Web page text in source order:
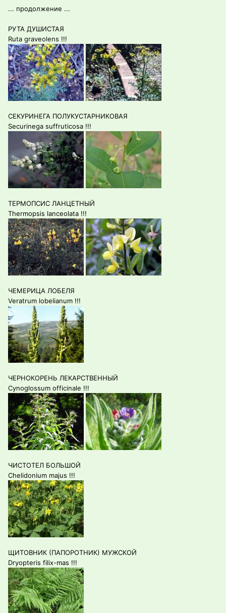
... продолжение ...
РУТА ДУШИСТАЯ
Ruta graveolens !!!
СЕКУРИНЕГА ПОЛУКУСТАРНИКОВАЯ
Securinega suffruticosa !!!
ТЕРМОПСИС ЛАНЦЕТНЫЙ
Thermopsis lanceolata !!!
ЧЕМЕРИЦА ЛОБЕЛЯ
Veratrum lobelianum !!!
ЧЕРНОКОРЕНЬ ЛЕКАРСТВЕННЫЙ
Cynoglossum officinale !!!
ЧИСТОТЕЛ БОЛЬШОЙ
Chelidonium majus !!!
ЩИТОВНИК (ПАПОРОТНИК) МУЖСКОЙ
Dryopteris filix-mas !!!